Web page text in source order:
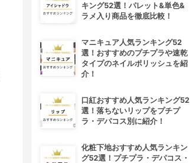
キング52選！パレット&単色&
ラメ入り商品を徹底比較！
マニキュア人気ランキング52
選！おすすめのプチプラや速乾
タイプのネイルポリッシュを紹
介！
口紅おすすめ人気ランキング52
選！落ちないリップをプチプ
ラ・デパコス別に紹介！
化粧下地おすすめ人気ランキン
グ52選！プチプラ・デパコス・